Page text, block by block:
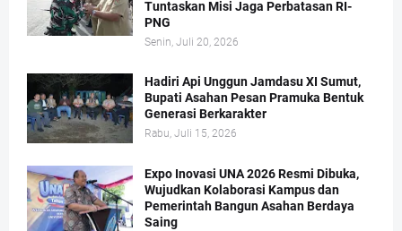
Tuntaskan Misi Jaga Perbatasan RI-
PNG
Senin, Juli 20, 2026
Hadiri Api Unggun Jamdasu XI Sumut,
Bupati Asahan Pesan Pramuka Bentuk
Generasi Berkarakter
Rabu, Juli 15, 2026
Expo Inovasi UNA 2026 Resmi Dibuka,
Wujudkan Kolaborasi Kampus dan
Pemerintah Bangun Asahan Berdaya
Saing